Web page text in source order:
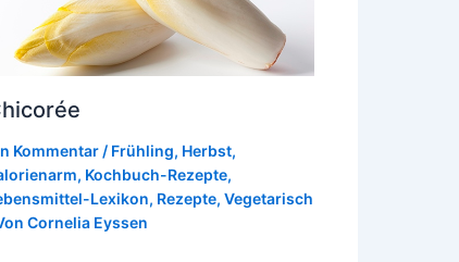
Kommentar / Frühling, Herbst,
, Kochbuch-Rezepte,
Lexikon, Rezepte, Vegetarisch
Cornelia Eyssen